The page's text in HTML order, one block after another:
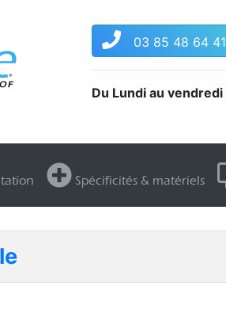
03 85 48 64 41
Du Lundi au vendredi
Spécificités & matériels